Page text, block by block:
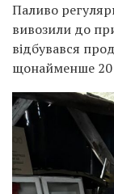
Паливо
вивозили до
відбувався
щонайменше 20